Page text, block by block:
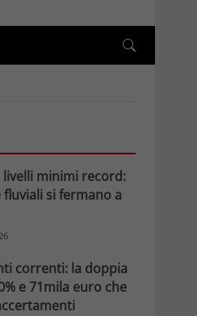
livelli minimi record:
fluviali si fermano a
correnti: la doppia
e 71mila euro che